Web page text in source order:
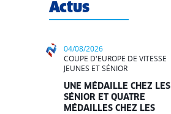
Actus
04/08/2026
COUPE D'EUROPE DE VITESSE
JEUNES ET SÉNIOR
UNE MÉDAILLE CHEZ LES
SÉNIOR ET QUATRE
MÉDAILLES CHEZ LES